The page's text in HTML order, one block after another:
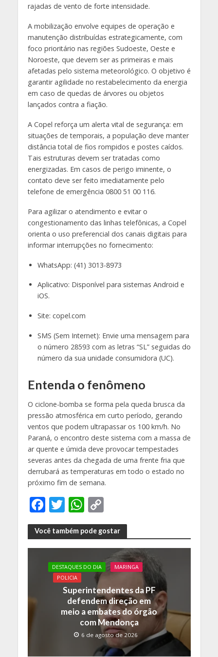
rajadas de vento de forte intensidade.
A mobilização envolve equipes de operação e
manutenção distribuídas estrategicamente, com
foco prioritário nas regiões Sudoeste, Oeste e
Noroeste, que devem ser as primeiras e mais
afetadas pelo sistema meteorológico. O objetivo é
garantir agilidade no restabelecimento da energia
em caso de quedas de árvores ou objetos
lançados contra a fiação.
A Copel reforça um alerta vital de segurança: em
situações de temporais, a população deve manter
distância total de fios rompidos e postes caídos.
Tais estruturas devem ser tratadas como
energizadas. Em casos de perigo iminente, o
contato deve ser feito imediatamente pelo
telefone de emergência 0800 51 00 116.
Para agilizar o atendimento e evitar o
congestionamento das linhas telefônicas, a Copel
orienta o uso preferencial dos canais digitais para
informar interrupções no fornecimento:
WhatsApp: (41) 3013-8973
Aplicativo: Disponível para sistemas Android e
iOS.
Site: copel.com
SMS (Sem Internet): Envie uma mensagem para
o número 28593 com as letras “SL” seguidas do
número da sua unidade consumidora (UC).
Entenda o fenômeno
O ciclone-bomba se forma pela queda brusca da
pressão atmosférica em curto período, gerando
ventos que podem ultrapassar os 100 km/h. No
Paraná, o encontro deste sistema com a massa de
ar quente e úmida deve provocar tempestades
severas antes da chegada de uma frente fria que
derrubará as temperaturas em todo o estado no
próximo fim de semana.
F
ac
e
b
o
o
T
w
itt
er
W
h
at
s
A
p
p
C
o
p
y
Li
n
k
Você também pode gostar
DESTAQUES DO DIA
MARINGA
POLICIA
Superintendentes da PF
defendem direção em
meio a embates do órgão
com Mendonça
6 de agosto de 2026